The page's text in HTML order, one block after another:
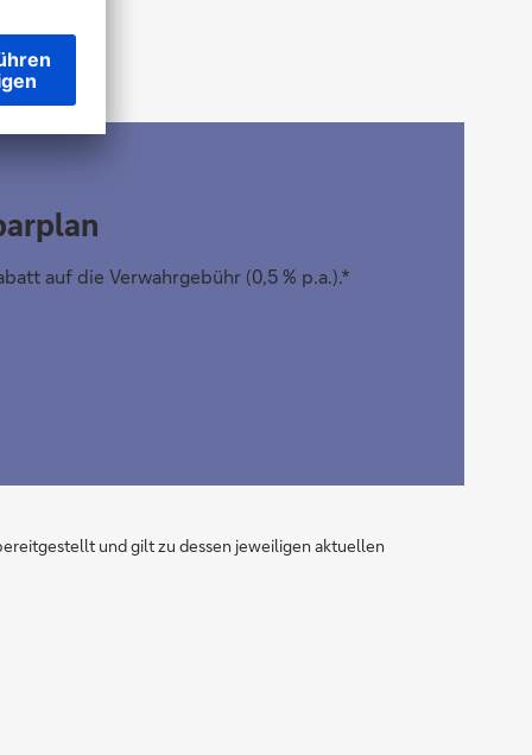
auf die Verwahrgebühr (0,5 % p.a.).*
und gilt zu dessen jeweiligen aktuellen